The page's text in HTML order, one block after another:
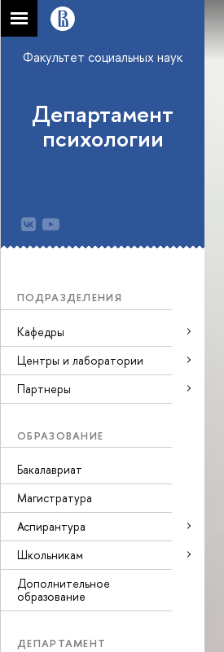
Факультет социальных наук
Департамент
психологии
ПОДРАЗДЕЛЕНИЯ
Кафедры
Центры и лаборатории
Партнеры
ОБРАЗОВАНИЕ
Бакалавриат
Магистратура
Аспирантура
Школьникам
Дополнительное
образование
ДЕПАРТАМЕНТ